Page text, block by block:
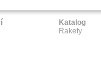
Katalog
Rakety